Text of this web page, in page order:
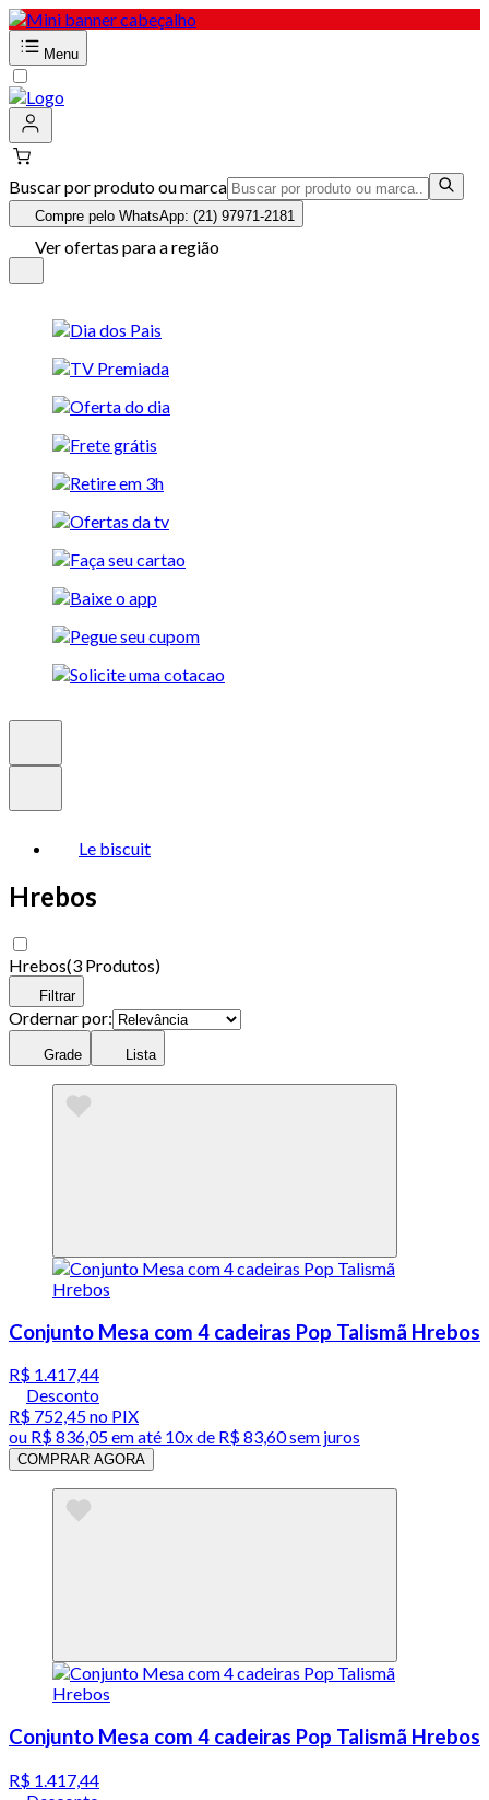
Menu
Buscar por produto ou marca
Compre pelo WhatsApp: (21) 97971-2181
Ver ofertas para a região
Le biscuit
Hrebos
Hrebos(3 Produtos)
Filtrar
Ordernar por:
Grade Lista
Conjunto Mesa com 4 cadeiras Pop Talismã Hrebos
R$ 1.417,44
Desconto
R$ 752,45no PIX
ou R$ 836,05em até 10x de R$ 83,60 sem juros
COMPRAR AGORA
Conjunto Mesa com 4 cadeiras Pop Talismã Hrebos
R$ 1.417,44